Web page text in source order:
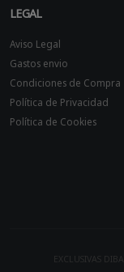
LEGAL
Aviso Legal
Gastos envio
Condiciones de Compra
Política de Privacidad
Política de Cookies
EXCLUSIVAS